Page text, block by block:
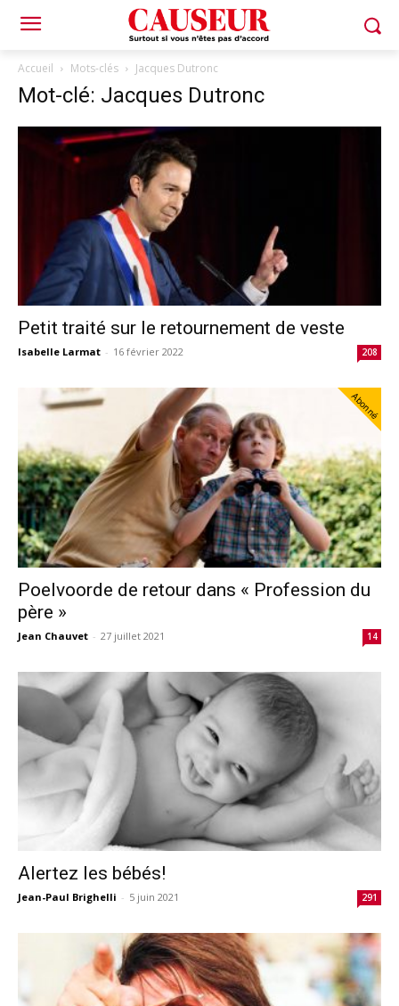
Accueil Mots-clés Jacques Dutronc
Mot-clé: Jacques Dutronc
Petit traité sur le retournement de veste
Isabelle Larmat - 16 février 2022 208
Abonné
Poelvoorde de retour dans « Profession du
père »
Jean Chauvet - 27 juillet 2021 14
Alertez les bébés!
Jean-Paul Brighelli - 5 juin 2021 291